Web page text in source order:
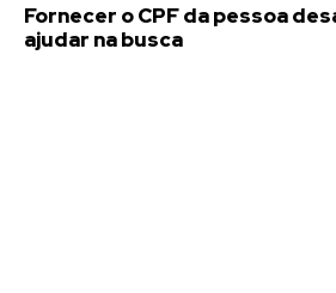
Fornecer o CPF da pessoa
ajudar na busca